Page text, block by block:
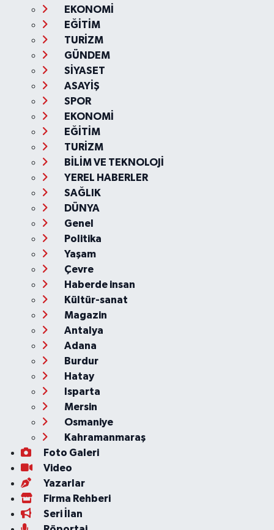
EKONOMİ
EĞİTİM
TURİZM
GÜNDEM
SİYASET
ASAYİŞ
SPOR
EKONOMİ
EĞİTİM
TURİZM
BİLİM VE TEKNOLOJİ
YEREL HABERLER
SAĞLIK
DÜNYA
Genel
Politika
Yaşam
Çevre
Haberde insan
Kültür-sanat
Magazin
Antalya
Adana
Burdur
Hatay
Isparta
Mersin
Osmaniye
Kahramanmaraş
Foto Galeri
Video
Yazarlar
Firma Rehberi
Seri İlan